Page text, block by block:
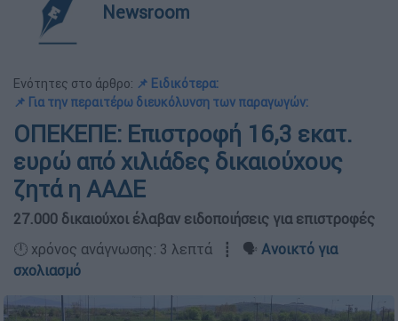
Newsroom
Ενότητες στο άρθρο: 📌 Ειδικότερα:
📌 Για την περαιτέρω διευκόλυνση των παραγωγών:
ΟΠΕΚΕΠΕ: Επιστροφή 16,3 εκατ.
ευρώ από χιλιάδες δικαιούχους
ζητά η ΑΑΔΕ
27.000 δικαιούχοι έλαβαν ειδοποιήσεις για επιστροφές
🕛 χρόνος ανάγνωσης: 3 λεπτά ┋ 🗣️ Ανοικτό για
σχολιασμό